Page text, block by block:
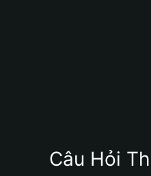
Câu Hỏi